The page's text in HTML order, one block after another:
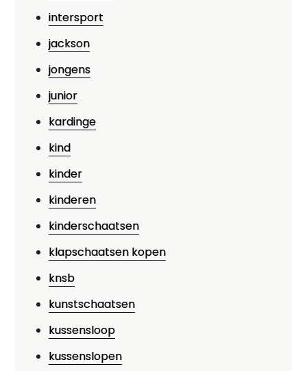
intersport
jackson
jongens
junior
kardinge
kind
kinder
kinderen
kinderschaatsen
klapschaatsen kopen
knsb
kunstschaatsen
kussensloop
kussenslopen